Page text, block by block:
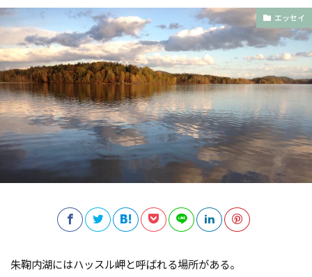
エッセイ
朱鞠内湖にはハッスル岬と呼ばれる場所がある。